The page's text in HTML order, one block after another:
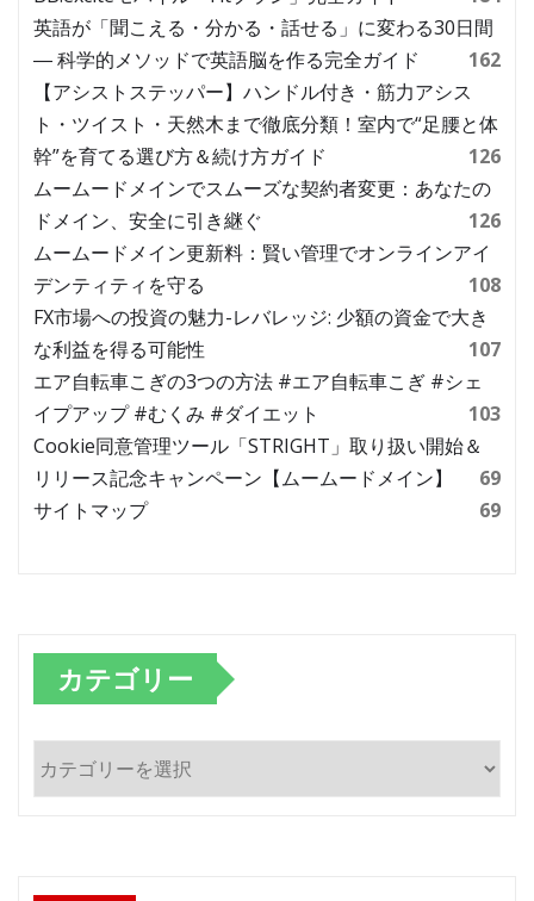
英語が「聞こえる・分かる・話せる」に変わる30日間
― 科学的メソッドで英語脳を作る完全ガイド
162
【アシストステッパー】ハンドル付き・筋力アシス
ト・ツイスト・天然木まで徹底分類！室内で“足腰と体
幹”を育てる選び方＆続け方ガイド
126
ムームードメインでスムーズな契約者変更：あなたの
ドメイン、安全に引き継ぐ
126
ムームードメイン更新料：賢い管理でオンラインアイ
デンティティを守る
108
FX市場への投資の魅力-レバレッジ: 少額の資金で大き
な利益を得る可能性
107
エア自転車こぎの3つの方法 #エア自転車こぎ #シェ
イプアップ #むくみ #ダイエット
103
Cookie同意管理ツール「STRIGHT」取り扱い開始＆
リリース記念キャンペーン【ムームードメイン】
69
サイトマップ
69
カテゴリー
テ